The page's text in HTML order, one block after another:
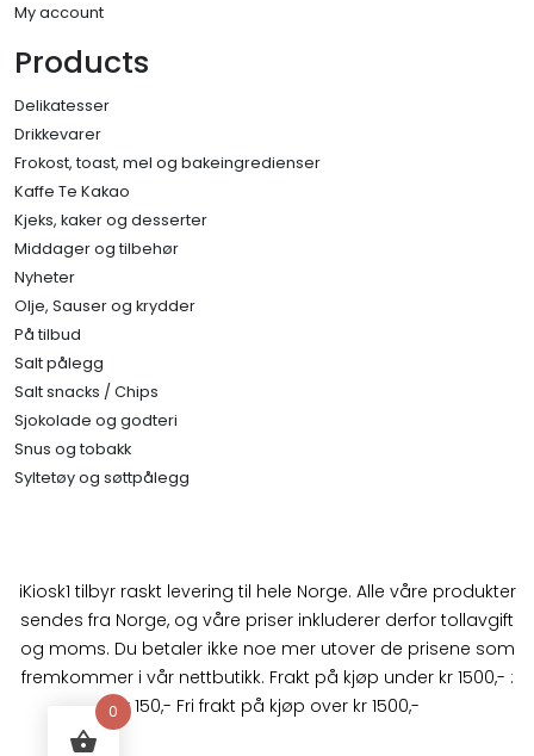
My account
Products
Delikatesser
Drikkevarer
Frokost, toast, mel og bakeingredienser
Kaffe Te Kakao
Kjeks, kaker og desserter
Middager og tilbehør
Nyheter
Olje, Sauser og krydder
På tilbud
Salt pålegg
Salt snacks / Chips
Sjokolade og godteri
Snus og tobakk
Syltetøy og søttpålegg
iKiosk1 tilbyr raskt levering til hele Norge. Alle våre produkter
sendes fra Norge, og våre priser inkluderer derfor tollavgift
og moms. Du betaler ikke noe mer utover de prisene som
fremkommer i vår nettbutikk. Frakt på kjøp under kr 1500,- :
kr 150,- Fri frakt på kjøp over kr 1500,-
0